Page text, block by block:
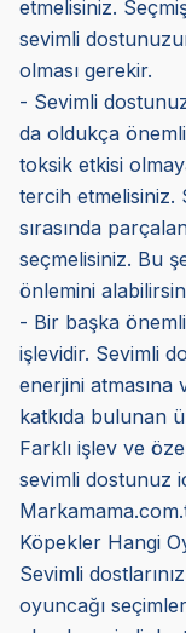
etmelisiniz.
sevimli
olması gerekir.
- Sevimli
da oldukça
toksik etkisi
tercih etmelisiniz.
sırasında
seçmelisiniz. Bu
önlemini
- Bir başka
işlevidir. Sevimli
enerjini atmasına
katkıda bulunan
Farklı işlev ve
sevimli dostunuz
Köpekler Hangi
Sevimli
oyuncağı